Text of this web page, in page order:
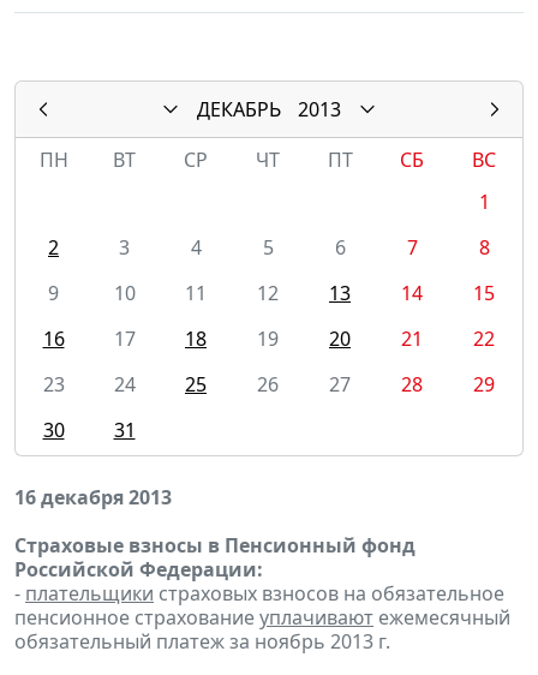
ДЕКАБРЬ
2013
ПН
ВТ СР ЧТ ПТ СБ
ВС
1
2
3 4 5 6 7
8
9
10 11 12 13 14
15
16
17 18 19 20 21
22
23
24 25 26 27 28
29
30
31
16 декабря 2013
Страховые взносы в Пенсионный фонд
Российской Федерации:
- плательщики страховых взносов на обязательное
пенсионное страхованиеуплачивают ежемесячный
обязательный платеж за ноябрь 2013 г.